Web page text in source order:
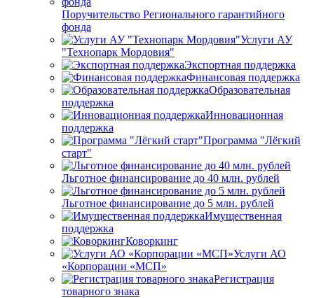
Поручительство Регионального гарантийного
фонда
Услуги АУ
"Технопарк Мордовия"
Экспортная поддержка
Финансовая поддержка
Образовательная
поддержка
Инновационная
поддержка
Программа "Лёгкий
старт"
Льготное финансирование до 40 млн. рублей
Льготное финансирование до 5 млн. рублей
Имущественная
поддержка
Коворкинг
Услуги АО
«Корпорации «МСП»
Регистрация
товарного знака